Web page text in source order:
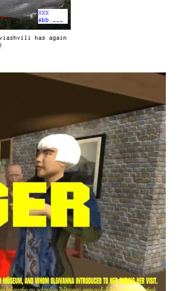
XXX
Abb.___
has again